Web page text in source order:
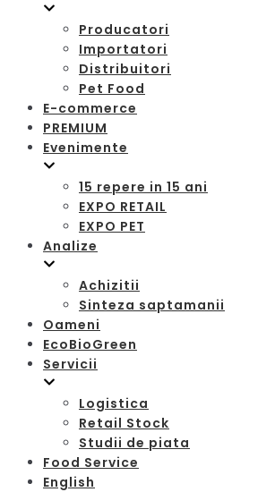
Producatori
Importatori
Distribuitori
Pet Food
E-commerce
PREMIUM
Evenimente
15 repere in 15 ani
EXPO RETAIL
EXPO PET
Analize
Achizitii
Sinteza saptamanii
Oameni
EcoBioGreen
Servicii
Logistica
Retail Stock
Studii de piata
Food Service
English